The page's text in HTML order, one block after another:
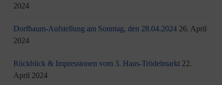
2024
Dorfbaum-Aufstellung am Sonntag, den 28.04.2024 26. April
2024
Rückblick & Impressionen vom 3. Haus-Trödelmarkt 22.
April 2024